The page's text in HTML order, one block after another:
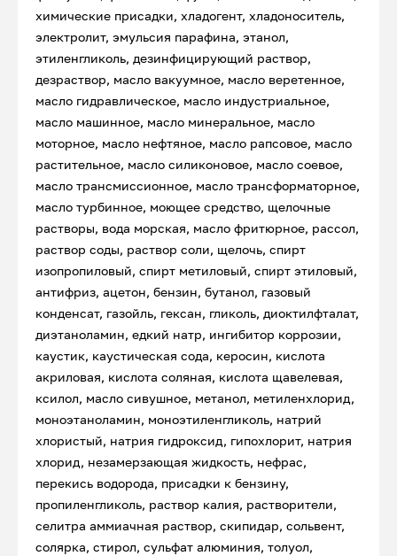
химические присадки, хладогент, хладоноситель,
электролит, эмульсия парафина, этанол,
этиленгликоль, дезинфицирующий раствор,
дезраствор, масло вакуумное, масло веретенное,
масло гидравлическое, масло индустриальное,
масло машинное, масло минеральное, масло
моторное, масло нефтяное, масло рапсовое, масло
растительное, масло силиконовое, масло соевое,
масло трансмиссионное, масло трансформаторное,
масло турбинное, моющее средство, щелочные
растворы, вода морская, масло фритюрное, рассол,
раствор соды, раствор соли, щелочь, спирт
изопропиловый, спирт метиловый, спирт этиловый,
антифриз, ацетон, бензин, бутанол, газовый
конденсат, газойль, гексан, гликоль, диоктилфталат,
диэтаноламин, едкий натр, ингибитор коррозии,
каустик, каустическая сода, керосин, кислота
акриловая, кислота соляная, кислота щавелевая,
ксилол, масло сивушное, метанол, метиленхлорид,
моноэтаноламин, моноэтиленгликоль, натрий
хлористый, натрия гидроксид, гипохлорит, натрия
хлорид, незамерзающая жидкость, нефрас,
перекись водорода, присадки к бензину,
пропиленгликоль, раствор калия, растворители,
селитра аммиачная раствор, скипидар, сольвент,
солярка, стирол, сульфат алюминия, толуол,